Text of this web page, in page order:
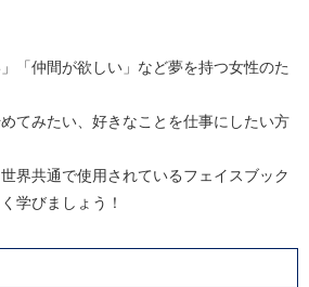
「仲間が欲しい」など夢を持つ女性のた
てみたい、好きなことを仕事にしたい方
界共通で使用されているフェイスブック
学びましょう！